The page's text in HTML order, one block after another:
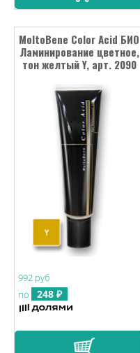
MoltoBene Color Acid БИО
Ламинирование цветное,
тон желтый Y, арт. 2090
992 руб
по
248 ₽